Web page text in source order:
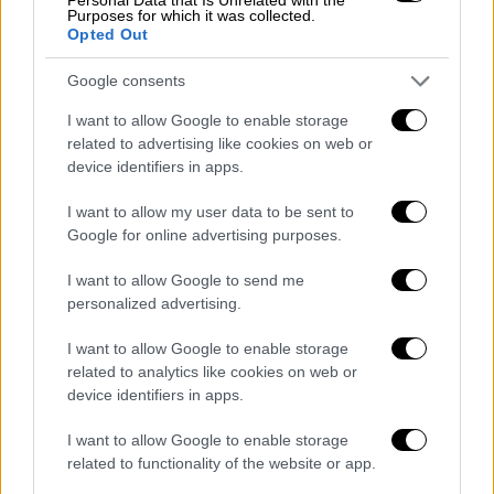
Purposes for which it was collected.
Opted Out
Google consents
I want to allow Google to enable storage
related to advertising like cookies on web or
device identifiers in apps.
I want to allow my user data to be sent to
Google for online advertising purposes.
I want to allow Google to send me
personalized advertising.
I want to allow Google to enable storage
related to analytics like cookies on web or
device identifiers in apps.
I want to allow Google to enable storage
related to functionality of the website or app.
τον λαό να τον προστατεύει».
Σε άλλο σημείο, ο Αρχιεπίσκοπος επισήμανε
πως η Εκκλησία έχει δύο έννοιες, δύο
τρόπους που πορεύεται στη ζωή της, την
ακρίβεια και την Οικονομία. «Η Ακρίβεια
είναι ο τρόπος που οι άνθρωποι θέλουν να
ζήσουν την Αλήθεια όπως είναι, ενώ η
οικονομία βλέπει τις αδυναμίες και λυγίζει
γιατί θέλει να βοηθήσει τον άνθρωπο. Έτσι
και αυτό που γίνεται σήμερα είναι μία
πρέπει να δούμε και τον εαυτό μας. Πόσες
φορές, που πήγαμε στο μυστήριο της Θείας
εξομολογήσεως, είδαμε ότι φταίμε και
θέλουμε από τον Θεό και Πατέρα μας να
οικονομήσει τα πράγματα, να μας